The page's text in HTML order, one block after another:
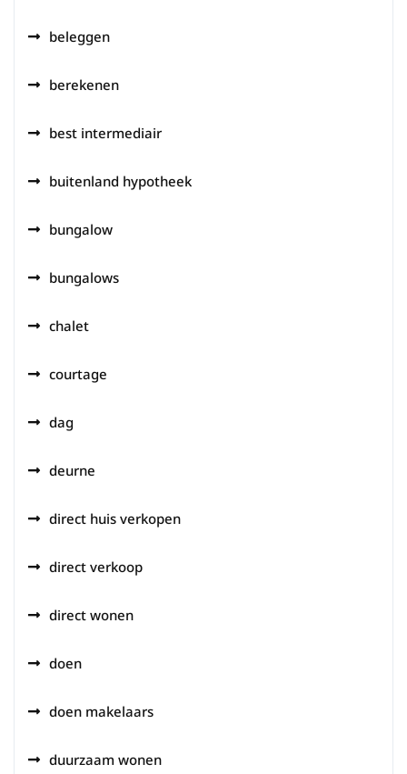
beleggen
berekenen
best intermediair
buitenland hypotheek
bungalow
bungalows
chalet
courtage
dag
deurne
direct huis verkopen
direct verkoop
direct wonen
doen
doen makelaars
duurzaam wonen